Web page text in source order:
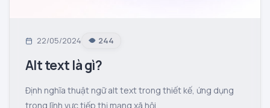
22/05/2024 244
Alt text là gì?
Định nghĩa thuật ngữ alt text trong thiết kế, ứng dụng
trong lĩnh vực tiếp thị mạng xã hội